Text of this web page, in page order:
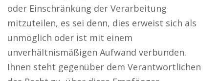
oder Einschränkung der Verarbeitung
mitzuteilen, es sei denn, dies erweist sich als
unmöglich oder ist mit einem
unverhältnismäßigen Aufwand verbunden.
Ihnen steht gegenüber dem Verantwortlichen